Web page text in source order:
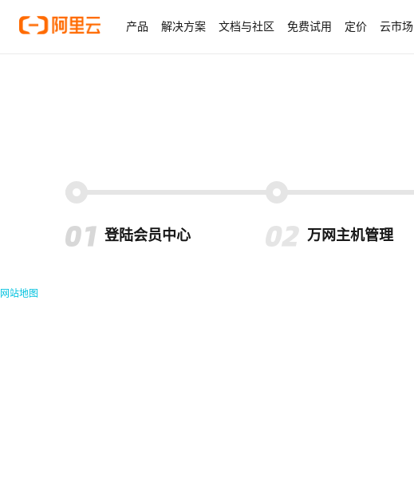
产品 解决方案 文档与社区 免费试用 定价 云市场
登陆会员中心 万网主机管理
网站地图